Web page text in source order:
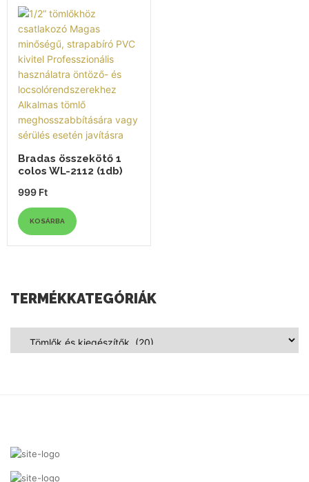
Bradas összekötő 1
colos WL-2112 (1db)
999 Ft
KOSÁRBA
TERMÉKKATEGÓRIÁK